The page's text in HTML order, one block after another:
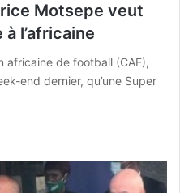
Motsepe veut
l’africaine
africaine de football (CAF),
end dernier, qu’une Super